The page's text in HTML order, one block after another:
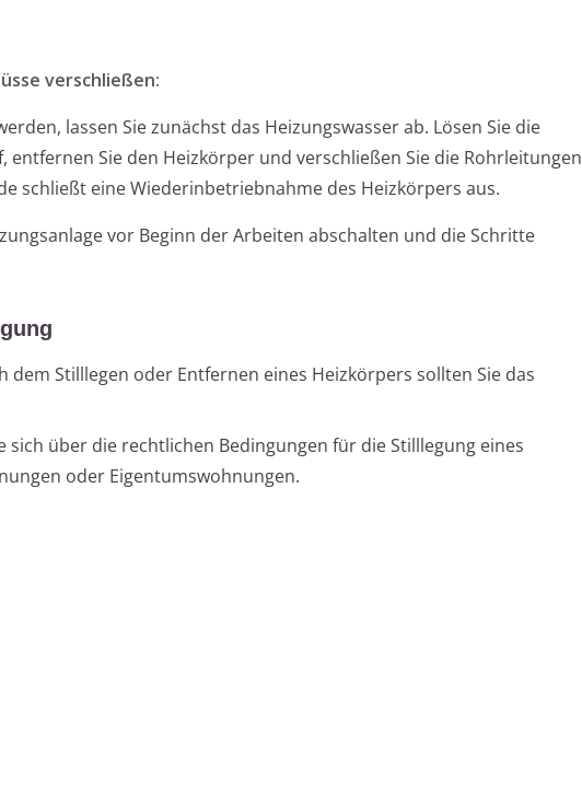
verschließen:
lassen Sie zunächst das Heizungswasser ab. Lösen Sie die
entfernen Sie den Heizkörper und verschließen Sie die Rohrleitungen
schließt eine Wiederinbetriebnahme des Heizkörpers aus.
vor Beginn der Arbeiten abschalten und die Schritte
dem Stilllegen oder Entfernen eines Heizkörpers sollten Sie das
sich über die rechtlichen Bedingungen für die Stilllegung eines
oder Eigentumswohnungen.